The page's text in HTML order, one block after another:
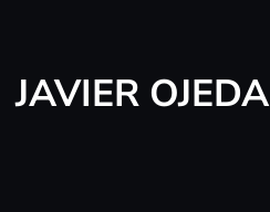
JAVIER OJEDA